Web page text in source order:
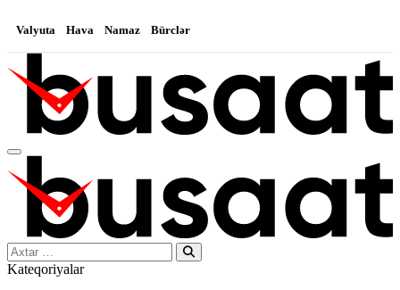
Valyuta Hava Namaz Bürclər
Search…
Kateqoriyalar